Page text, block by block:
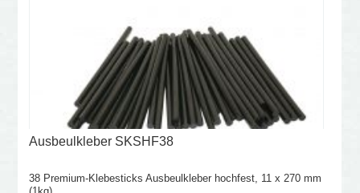
Ausbeulkleber SKSHF38
38 Premium-Klebesticks Ausbeulkleber hochfest, 11 x 270 mm